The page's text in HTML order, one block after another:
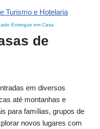
Entregue em Casa
de
em diversos
até montanhas e
para famílias, grupos de
novos lugares com